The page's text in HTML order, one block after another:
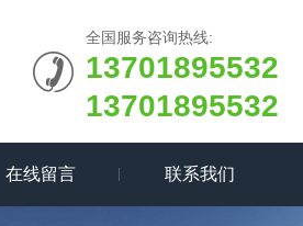
全国服务咨询热线:
13701895532
13701895532
在线留言 联系我们